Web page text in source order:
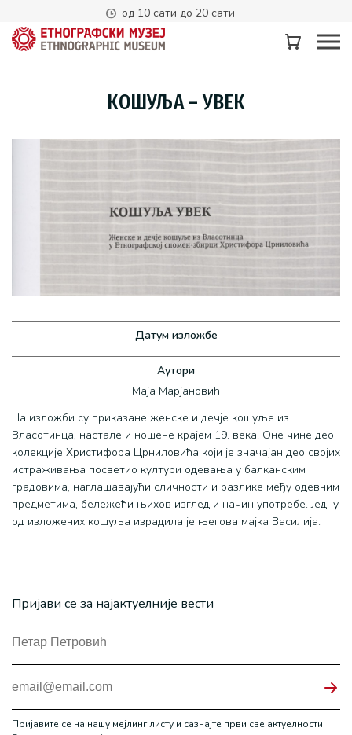
од 10 сати до 20 сати
КОШУЉА – УВЕК
Датум изложбе
Аутори
Маја Марјановић
На изложби су приказане женске и дечје кошуље из
Власотинца, настале и ношене крајем 19. века. Оне чине део
колекције Христифора Црниловића који је значајан део својих
истраживања посветио култури одевања у балканским
градовима, наглашавајући сличности и разлике међу одевним
предметима, бележећи њихов изглед и начин употребе. Једну
од изложених кошуља израдила је његова мајка Василија.
Пријави се за најактуелније вести
Пријавите се на нашу мејлинг листу и сазнајте први све актуелности